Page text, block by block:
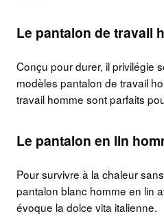
Le pantalon de travail
Conçu pour durer, il privilégie
modèles pantalon de travail
travail homme sont parfaits
Le pantalon en lin
Pour survivre à la chaleur
pantalon blanc homme en lin
évoque la dolce vita italienne.